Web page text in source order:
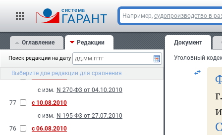
cистема
ГАРАНТ Например, судопроизводство в
Оглавление Редакции
Поиск редакции на дату
Выберите две редакции для сравнения
с изм.
N 87-Ф3 от 19.05.2010
N 263-Ф3 от 04.10.2010
79
с 29.10.2010
N 197-Ф3 от 27.07.2010
78
с 06.10.2010
с изм. N 270-Ф3 от 04.10.2010
77
с 10.08.2010
с изм. N 195-Ф3 от 27.07.2010
76
с 06.08.2010
Документ
в